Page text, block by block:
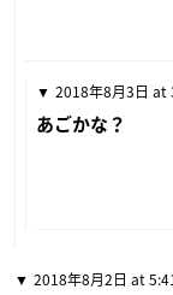
2018年8月3日 at
あごかな？
2018年8月2日 at